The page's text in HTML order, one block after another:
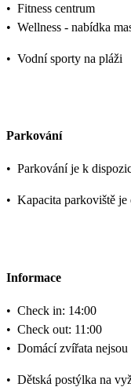
• Fitness centrum
• Wellness - nabídka
• Vodní sporty na pláži
Parkování
• Parkování je k
• Kapacita parkoviště je
Informace
• Check in: 14:00
• Check out: 11:00
• Domácí zvířata nejsou
• Dětská postýlka na